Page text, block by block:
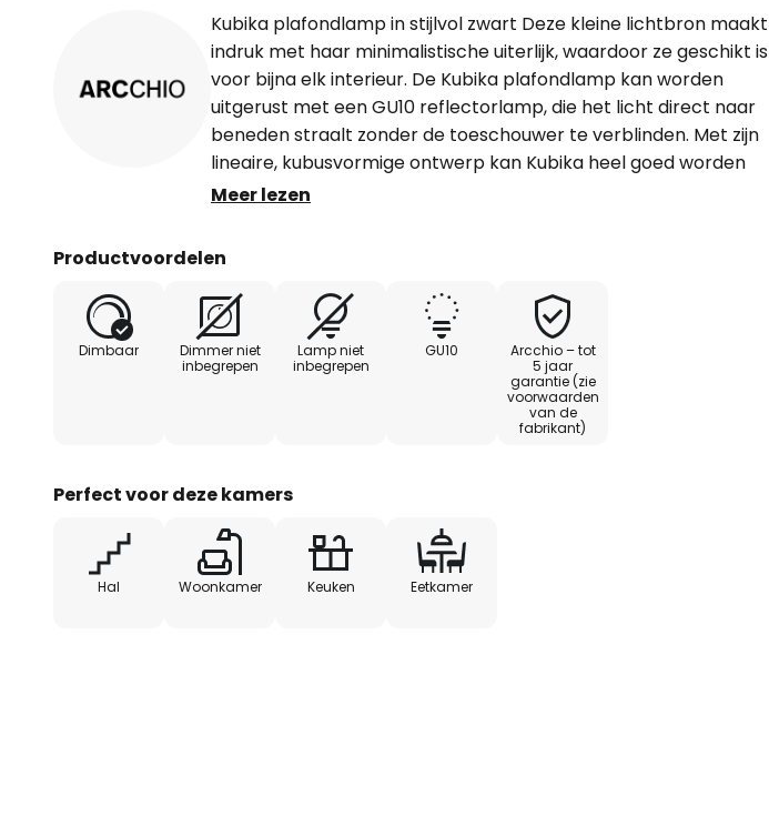
Kubika plafondlamp in stijlvol zwart Deze kleine lichtbron maakt
indruk met haar minimalistische uiterlijk, waardoor ze geschikt is
voor bijna elk interieur. De Kubika plafondlamp kan worden
uitgerust met een GU10 reflectorlamp, die het licht direct naar
beneden straalt zonder de toeschouwer te verblinden. Met zijn
lineaire, kubusvormige ontwerp kan Kubika heel goed worden
gecombineerd met andere lampen uit deze serie, waardoor hij
Meer lezen
Productvoordelen
Dimbaar
Dimmer niet
inbegrepen
Lamp niet
inbegrepen
GU10
Arcchio – tot
5 jaar
garantie (zie
voorwaarden
van de
fabrikant)
Perfect voor deze kamers
Hal Woonkamer Keuken Eetkamer